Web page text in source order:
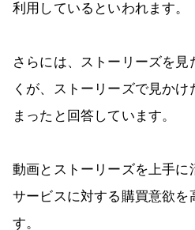
利用しているといわれます。
さらには、ストーリーズを
くが、ストーリーズで見か
まったと回答しています。
動画とストーリーズを上手に
サービスに対する購買意欲
す。